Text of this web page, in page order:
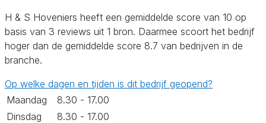
H & S Hoveniers heeft een gemiddelde score van 10 op
basis van 3 reviews uit 1 bron. Daarmee scoort het bedrijf
hoger dan de gemiddelde score 8.7 van bedrijven in de
branche.
Op welke dagen en tijden is dit bedrijf geopend?
Maandag
8.30 - 17.00
Dinsdag
8.30 - 17.00